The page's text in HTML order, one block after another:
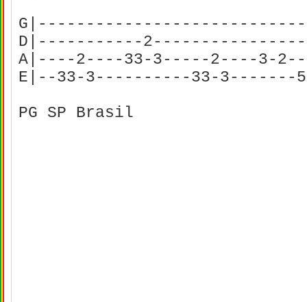
D|-----------
A|----2----33-3-----2----3-
E|--33-3----------33-3-------
PG SP Brasil